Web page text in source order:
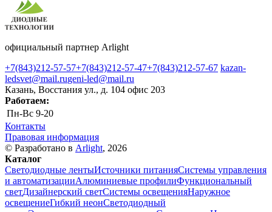
официальный партнер Arlight
+7(843)212-57-57+7(843)212-57-47+7(843)212-57-67 kazan-
ledsvet@mail.rugeni-led@mail.ru
Казань, Восстания ул., д. 104 офис 203
Работаем:
Пн-Вс 9-20
Контакты
Правовая информация
© Разработано в Arlight, 2026
Каталог
Светодиодные лентыИсточники питанияСистемы управления
и автоматизацииАлюминиевые профилиФункциональный
светДизайнерский светСистемы освещенияНаружное
освещениеГибкий неонСветодиодный